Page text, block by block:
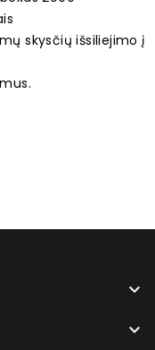
skysčių išsiliejimo į

